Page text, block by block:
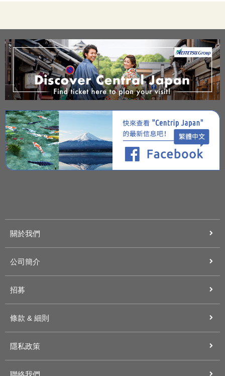
關於我們
公司簡介
招募
條款 & 細則
隱私政策
聯絡我們